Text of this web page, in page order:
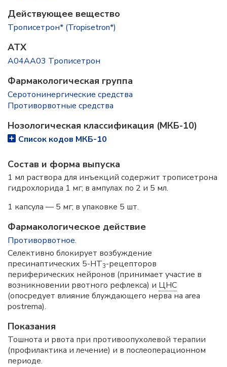
Действующее вещество
Трописетрон* (Tropisetron*)
ATX
A04AA03 Трописетрон
Фармакологическая группа
Серотонинергические средства
Противорвотные средства
Нозологическая классификация (МКБ-10)
Список кодов МКБ-10
Состав и форма выпускa
1 мл раствора для инъекций содержит трописетрона
гидрохлорида 1 мг; в ампулах по 2 и 5 мл.
1 капсула — 5 мг; в упаковке 5 шт.
Фармакологическое действие
Противорвотное.
Селективно блокирует возбуждение
пресинаптических 5-HT3-рецепторов
периферических нейронов (принимает участие в
возникновении рвотного рефлекса) и ЦНС
(опосредует влияние блуждающего нерва на area
postrema).
Показания
Тошнота и рвота при противоопухолевой терапии
(профилактика и лечение) и в послеоперационном
периоде.